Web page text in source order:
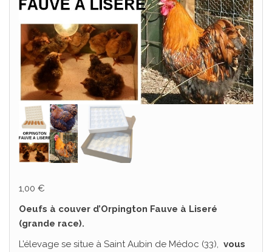
1,00 €
Oeufs à couver d’Orpington Fauve à Liseré
(grande race).
L’élevage se situe à Saint Aubin de Médoc (33),
vous